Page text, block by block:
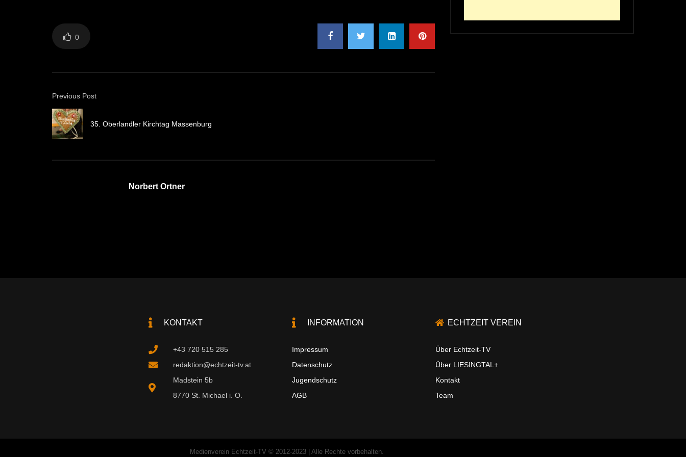
0
Previous Post
35. Oberlandler Kirchtag Massenburg
Norbert Ortner
KONTAKT
+43 720 515 285
redaktion@echtzeit-tv.at
Madstein 5b
8770 St. Michael i. O.
INFORMATION
Impressum
Datenschutz
Jugendschutz
AGB
ECHTZEIT VEREIN
Über Echtzeit-TV
Über LIESINGTAL+
Kontakt
Team
Medienverein Echtzeit-TV © 2012-2023 | Alle Rechte vorbehalten.